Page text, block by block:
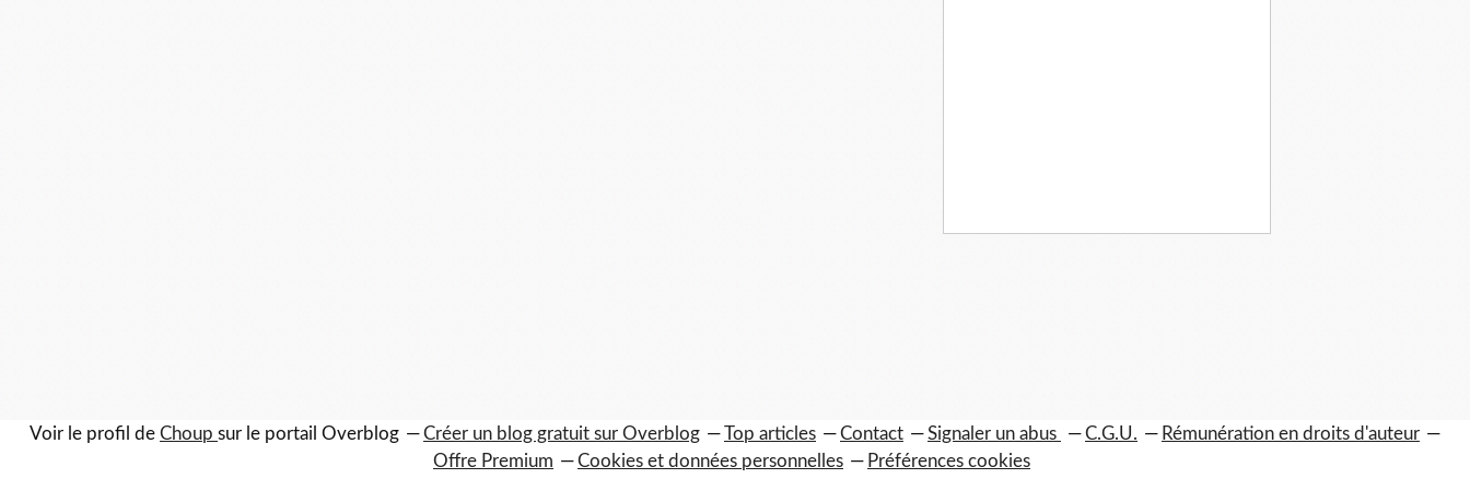
Voir le profil de Choup sur le portail Overblog Créer un blog gratuit sur Overblog Top articles Contact Signaler un abus C.G.U.
Rémunération en droits d'auteur
Offre Premium
Cookies et données personnelles Préférences cookies